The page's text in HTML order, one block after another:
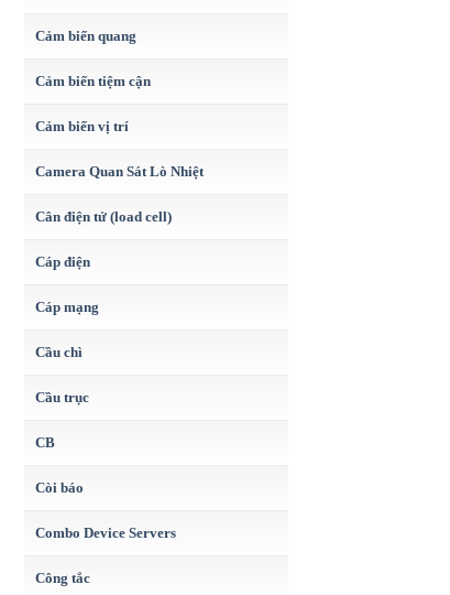
Cảm biến quang
Cảm biến tiệm cận
Cảm biến vị trí
Camera Quan Sát Lò Nhiệt
Cân điện tử (load cell)
Cáp điện
Cáp mạng
Cầu chì
Cầu trục
CB
Còi báo
Combo Device Servers
Công tắc